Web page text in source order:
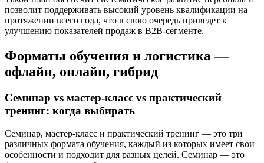
позволит поддерживать высокий уровень квалификации на
протяжении всего года, что в свою очередь приведет к
улучшению показателей продаж в B2B-сегменте.
Форматы обучения и логистика —
офлайн, онлайн, гибрид
Семинар vs мастер-класс vs практический
тренинг: когда выбирать
Семинар, мастер-класс и практический тренинг — это три
различных формата обучения, каждый из которых имеет свои
особенности и подходит для разных целей. Семинар — это